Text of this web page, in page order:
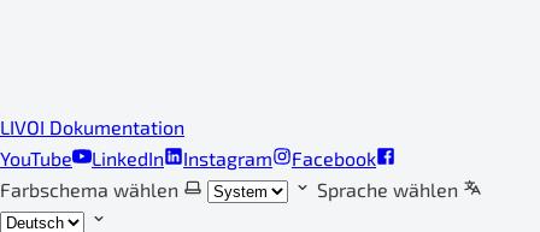
LIVOI Dokumentation
YouTube
LinkedIn Instagram
Facebook
Farbschema wählen
Sprache wählen